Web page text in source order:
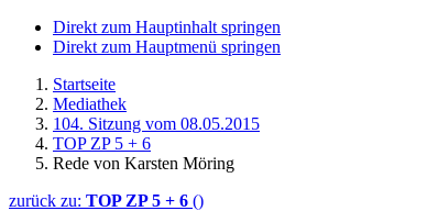
Direkt zum Hauptinhalt springen
Direkt zum Hauptmenü springen
Startseite
Mediathek
104. Sitzung vom 08.05.2015
TOP ZP 5 + 6
Rede von Karsten Möring
zurück zu: TOP ZP 5 + 6 ()